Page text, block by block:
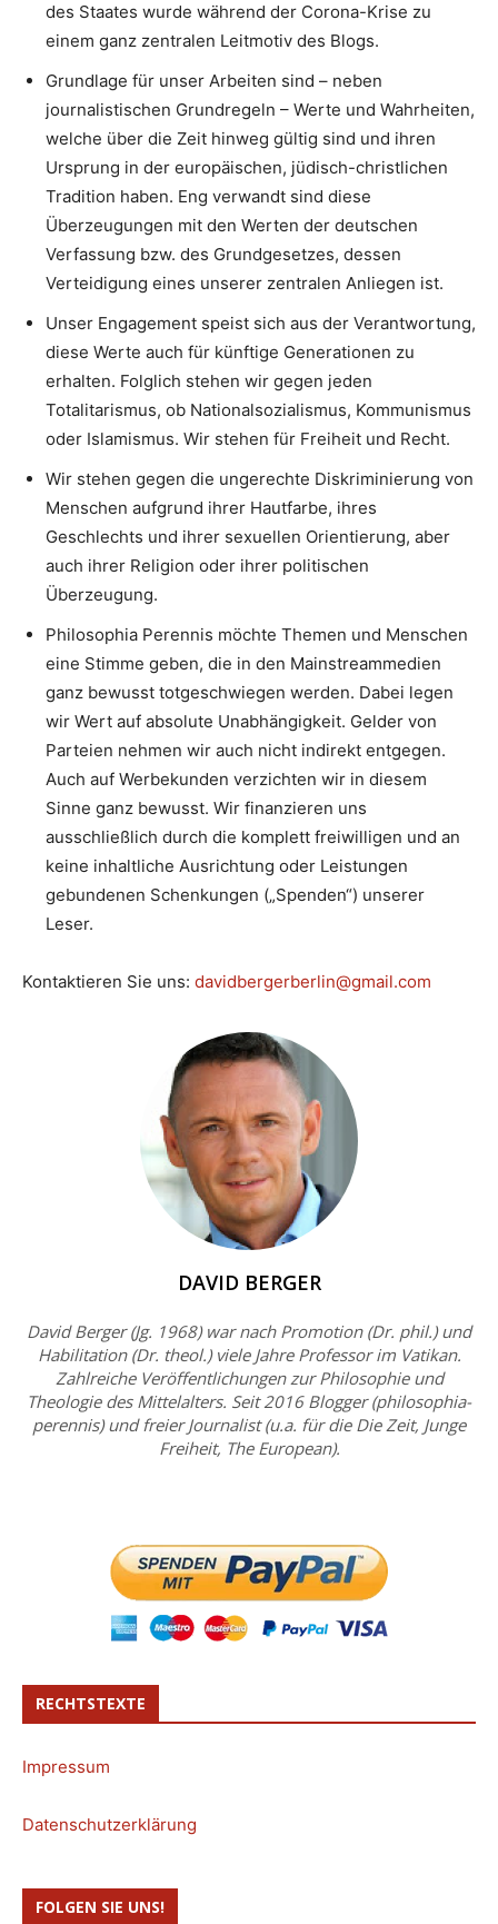
des Staates wurde während der Corona-Krise zu
einem ganz zentralen Leitmotiv des Blogs.
Grundlage für unser Arbeiten sind – neben
journalistischen Grundregeln – Werte und Wahrheiten,
welche über die Zeit hinweg gültig sind und ihren
Ursprung in der europäischen, jüdisch-christlichen
Tradition haben. Eng verwandt sind diese
Überzeugungen mit den Werten der deutschen
Verfassung bzw. des Grundgesetzes, dessen
Verteidigung eines unserer zentralen Anliegen ist.
Unser Engagement speist sich aus der Verantwortung,
diese Werte auch für künftige Generationen zu
erhalten. Folglich stehen wir gegen jeden
Totalitarismus, ob Nationalsozialismus, Kommunismus
oder Islamismus. Wir stehen für Freiheit und Recht.
Wir stehen gegen die ungerechte Diskriminierung von
Menschen aufgrund ihrer Hautfarbe, ihres
Geschlechts und ihrer sexuellen Orientierung, aber
auch ihrer Religion oder ihrer politischen
Überzeugung.
Philosophia Perennis möchte Themen und Menschen
eine Stimme geben, die in den Mainstreammedien
ganz bewusst totgeschwiegen werden. Dabei legen
wir Wert auf absolute Unabhängigkeit. Gelder von
Parteien nehmen wir auch nicht indirekt entgegen.
Auch auf Werbekunden verzichten wir in diesem
Sinne ganz bewusst. Wir finanzieren uns
ausschließlich durch die komplett freiwilligen und an
keine inhaltliche Ausrichtung oder Leistungen
gebundenen Schenkungen („Spenden“) unserer
Leser.
Kontaktieren Sie uns: davidbergerberlin@gmail.com
DAVID BERGER
David Berger (Jg. 1968) war nach Promotion (Dr. phil.) und
Habilitation (Dr. theol.) viele Jahre Professor im Vatikan.
Zahlreiche Veröffentlichungen zur Philosophie und
Theologie des Mittelalters. Seit 2016 Blogger (philosophia-
perennis) und freier Journalist (u.a. für die Die Zeit, Junge
Freiheit, The European).
RECHTSTEXTE
Impressum
Datenschutzerklärung
FOLGEN SIE UNS!